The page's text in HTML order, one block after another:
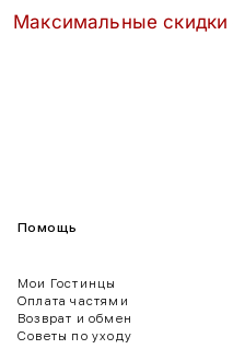
Максимальные скидки
Помощь
Мои Гостинцы
Оплата частями
Возврат и обмен
Советы по уходу